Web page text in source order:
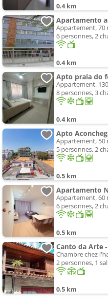
0.4 km
Apartamento
Appartement, 70
6 personnes, 2
0.4 km
Apto praia do
Appartement,
8 personnes, 3
0.4 km
Appartement, 50
5 personnes, 2
0.5 km
Appartement, 60
6 personnes, 2
0.5 km
Canto da Arte
Chambre chez
2 personnes, 1
0.5 km